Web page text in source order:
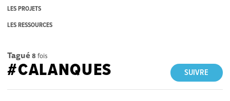
LES PROJETS
LES RESSOURCES
Tagué 8 fois
SUIVRE
#CALANQUES